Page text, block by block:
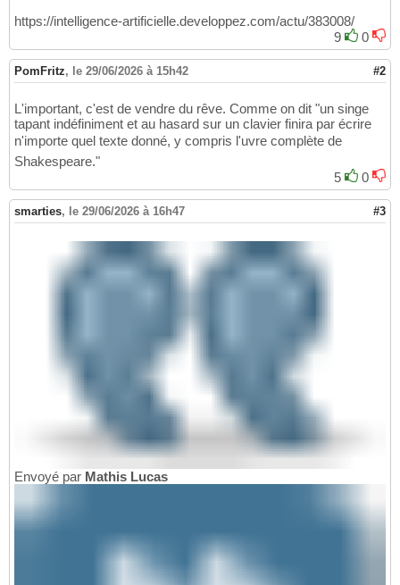
https://intelligence-artificielle.developpez.com/actu/383008/
9
0
PomFritz, le 29/06/2026 à 15h42 #2
L'important, c'est de vendre du rêve. Comme on dit "un singe
tapant indéfiniment et au hasard sur un clavier finira par écrire
n'importe quel texte donné, y compris l'uvre complète de
Shakespeare."
5
0
smarties, le 29/06/2026 à 16h47 #3
Envoyé par Mathis Lucas